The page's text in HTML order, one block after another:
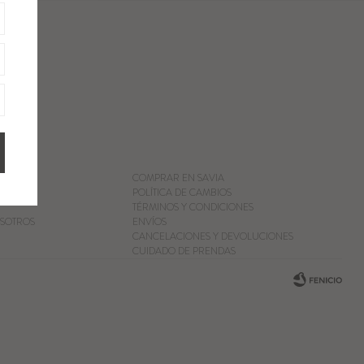
COMPRAR EN SAVIA
POLÍTICA DE CAMBIOS
TÉRMINOS Y CONDICIONES
ENVÍOS
CANCELACIONES Y DEVOLUCIONES
CUIDADO DE PRENDAS